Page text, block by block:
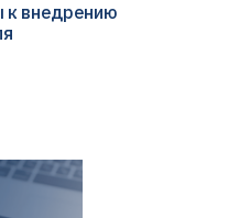
к внедрению